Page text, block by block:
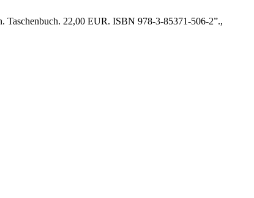
Taschenbuch. 22,00 EUR. ISBN 978-3-85371-506-2”.,